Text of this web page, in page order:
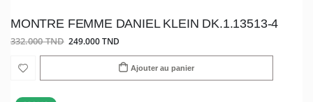
MONTRE FEMME DANIEL KLEIN DK.1.13513-4
332.000 TND 249.000 TND
Ajouter au panier